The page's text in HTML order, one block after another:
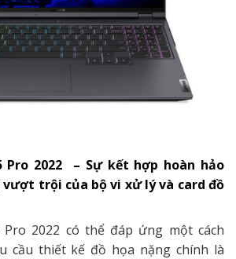
Pro 2022 – Sự kết hợp hoàn hảo
vượt trội của bộ vi xử lý và card đồ
Pro 2022 có thể đáp ứng một cách
cầu thiết kế đồ họa nặng chính là